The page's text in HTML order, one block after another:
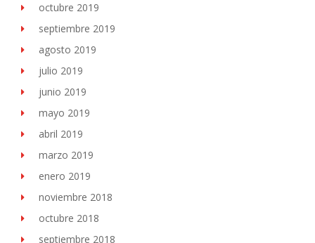
octubre 2019
septiembre 2019
agosto 2019
julio 2019
junio 2019
mayo 2019
abril 2019
marzo 2019
enero 2019
noviembre 2018
octubre 2018
septiembre 2018